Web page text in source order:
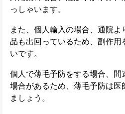
っしゃいます。
また、個人輸入の場合、通院
品も出回っているため、副作用
いです。
個人で薄毛予防をする場合、間
場合があるため、薄毛予防は医
ましょう。